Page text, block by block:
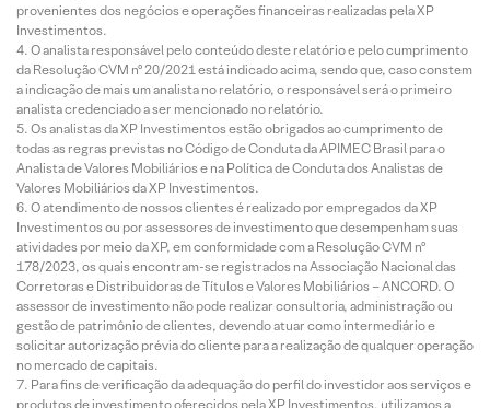
provenientes dos negócios e operações financeiras realizadas pela XP
Investimentos.
O analista responsável pelo conteúdo deste relatório e pelo cumprimento
da Resolução CVM nº 20/2021 está indicado acima, sendo que, caso constem
a indicação de mais um analista no relatório, o responsável será o primeiro
analista credenciado a ser mencionado no relatório.
Os analistas da XP Investimentos estão obrigados ao cumprimento de
todas as regras previstas no Código de Conduta da APIMEC Brasil para o
Analista de Valores Mobiliários e na Política de Conduta dos Analistas de
Valores Mobiliários da XP Investimentos.
O atendimento de nossos clientes é realizado por empregados da XP
Investimentos ou por assessores de investimento que desempenham suas
atividades por meio da XP, em conformidade com a Resolução CVM nº
178/2023, os quais encontram-se registrados na Associação Nacional das
Corretoras e Distribuidoras de Títulos e Valores Mobiliários – ANCORD. O
assessor de investimento não pode realizar consultoria, administração ou
gestão de patrimônio de clientes, devendo atuar como intermediário e
solicitar autorização prévia do cliente para a realização de qualquer operação
no mercado de capitais.
Para fins de verificação da adequação do perfil do investidor aos serviços e
produtos de investimento oferecidos pela XP Investimentos, utilizamos a